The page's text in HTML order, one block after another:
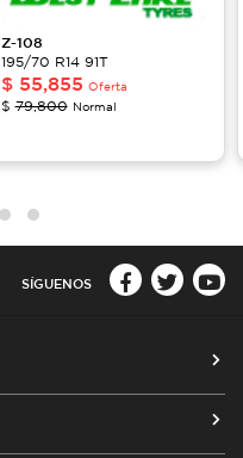
Z-108
195/70 R14 91T
$ 55,855 Oferta
$79,800 Normal
SÍGUENOS